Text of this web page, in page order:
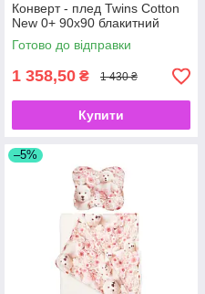
Конверт - плед Twins Cotton
New 0+ 90х90 блакитний
Готово до відправки
1 358,50 ₴ 1 430 ₴
Купити
–5%